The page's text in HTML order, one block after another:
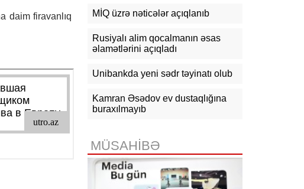
daim firavanlıq
açıqlanıb
15:50 Ədliyyə naziri Lerik rayonunda
vətəndaşları qəbul edib
15:24
Bakının mərkəzində 3
obyektdə və evdə yanğın
zəhərlənib
14:50 Türkiyə, Səudiyyə Ərəbistanı
və Pakistan Məkkə Sazişini
imzalayıb: Üzvlərdən birinə hücum
hamısına hücum sayılacaq
MİQ üzrə nəticələr açıqlanıb
Rusiyalı alim qocalmanın əsas
əlamətlərini açıqladı
Unibankda yeni sədr təyinatı olub
Kamran Əsədov ev dustaqlığına
buraxılmayıb
MÜSAHİBƏ